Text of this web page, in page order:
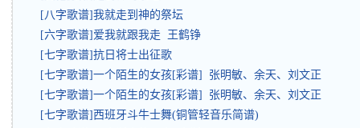
[八字歌谱]我就走到神的祭坛
[六字歌谱]爱我就跟我走 王鹤铮
[七字歌谱]抗日将士出征歌
[七字歌谱]一个陌生的女孩[彩谱] 张明敏、余天、刘文正
[七字歌谱]一个陌生的女孩[彩谱] 张明敏、余天、刘文正
[七字歌谱]西班牙斗牛士舞(铜管轻音乐简谱)